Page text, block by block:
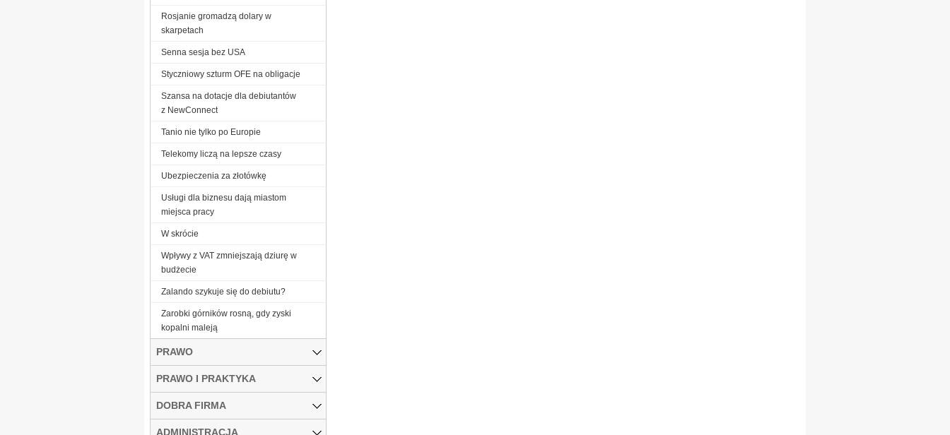
Rosjanie gromadzą dolary w
skarpetach
Senna sesja bez USA
Styczniowy szturm OFE na obligacje
Szansa na dotacje dla debiutantów
z NewConnect
Tanio nie tylko po Europie
Telekomy liczą na lepsze czasy
Ubezpieczenia za złotówkę
Usługi dla biznesu dają miastom
miejsca pracy
W skrócie
Wpływy z VAT zmniejszają dziurę w
budżecie
Zalando szykuje się do debiutu?
Zarobki górników rosną, gdy zyski
kopalni maleją
PRAWO
PRAWO I PRAKTYKA
DOBRA FIRMA
ADMINISTRACJA